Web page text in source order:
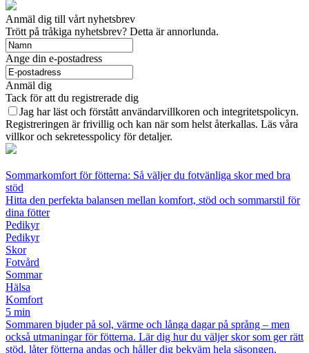
Anmäl dig till vårt nyhetsbrev
Trött på tråkiga nyhetsbrev? Detta är annorlunda.
Ange din e-postadress
Anmäl dig
Tack för att du registrerade dig
Jag har läst och förstått användarvillkoren och integritetspolicyn.
Registreringen är frivillig och kan när som helst återkallas. Läs våra
villkor och sekretesspolicy för detaljer.
Sommarkomfort för fötterna: Så väljer du fotvänliga skor med bra
stöd
Hitta den perfekta balansen mellan komfort, stöd och sommarstil för
dina fötter
Pedikyr
Pedikyr
Skor
Fotvård
Sommar
Hälsa
Komfort
5 min
Sommaren bjuder på sol, värme och långa dagar på språng – men
också utmaningar för fötterna. Lär dig hur du väljer skor som ger rätt
stöd, låter fötterna andas och håller dig bekväm hela säsongen,